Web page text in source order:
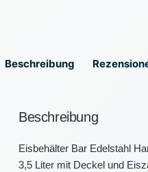
Beschreibung
Beschreibung
Eisbehälter Bar Edelstahl
3,5 Liter mit Deckel und